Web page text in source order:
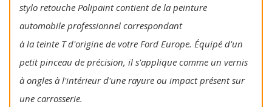
stylo retouche Polipaint contient de la peinture
automobile professionnel correspondant
à la teinte T d'origine de votre Ford Europe. Équipé d'un
petit pinceau de précision, il s'applique comme un vernis
à ongles à l'intérieur d'une rayure ou impact présent sur
une carrosserie.